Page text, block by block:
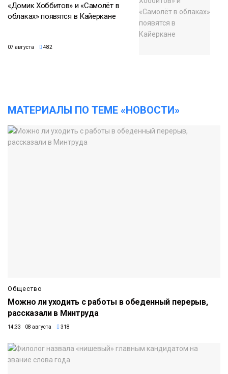
«Домик Хоббитов» и «Самолёт в
облаках» появятся в Кайеркане
07 августа 482
МАТЕРИАЛЫ ПО ТЕМЕ «НОВОСТИ»
Общество
Можно ли уходить с работы в обеденный перерыв,
рассказали в Минтруда
14:33 08 августа 318